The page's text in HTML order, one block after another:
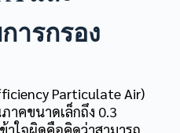
ารกรอง
Particulate Air)
คขนาดเล็กถึง 0.3
ใจผิดคือคิดว่าสามารถ